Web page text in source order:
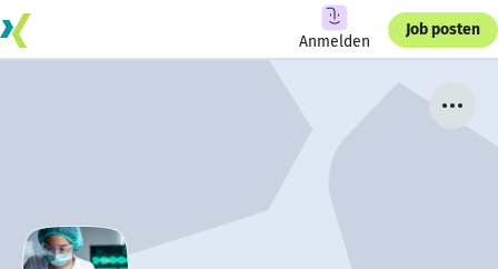
Anmelden
Job posten